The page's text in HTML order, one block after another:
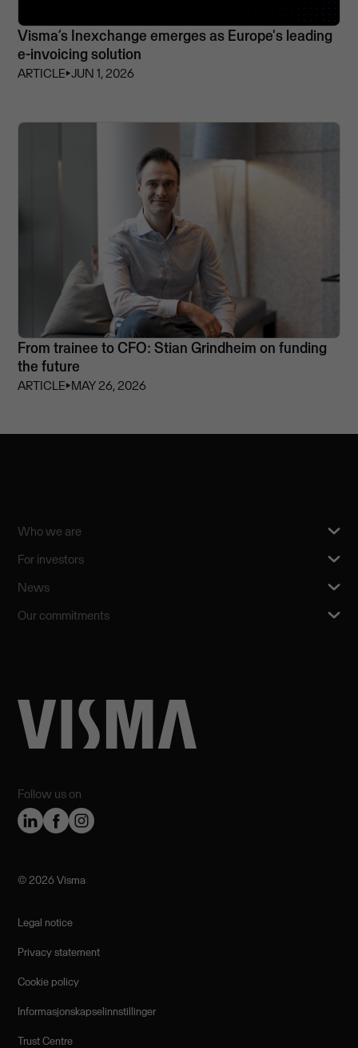
Visma’s Inexchange emerges as Europe's leading
e-invoicing solution
ARTICLE⏵JUN 1, 2026
From trainee to CFO: Stian Grindheim on funding
the future
ARTICLE⏵MAY 26, 2026
Follow us on
Who we are
For investors
News
Our commitments
©️ 2026 Visma
Legal notice
Privacy statement
Cookie policy
Informasjonskapselinnstillinger
Trust Centre